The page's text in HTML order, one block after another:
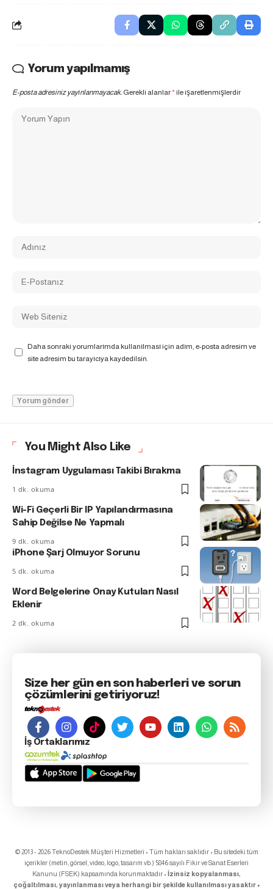
Yorum yapılmamış
E-posta adresiniz yayınlanmayacak. Gerekli alanlar*ile işaretlenmişlerdir
Daha sonraki yorumlarımda kullanılması için adım, e-posta adresim ve
site adresim bu tarayıcıya kaydedilsin.
You Might Also Like
İnstagram Uygulaması Takibi Bırakma
1 dk. okuma
Wi-Fi Geçerli Bir IP Yapılandırmasına
Sahip Değilse Ne Yapmalı
9 dk. okuma
iPhone Şarj Olmuyor Sorunu
5 dk. okuma
Word Belgelerine Onay Kutuları Nasıl
Eklenir
2 dk. okuma
Size her gün en son haberleri ve sorun
çözümlerini getiriyoruz!
İş Ortaklarımız
© 2013 - 2026 TeknoDestek Müşteri Hizmetleri • Tüm hakları saklıdır • Bu sitedeki tüm
içerikler (metin, görsel, video, logo, tasarım vb.) 5846 sayılı Fikir ve Sanat Eserleri
Kanunu (FSEK) kapsamında korunmaktadır • İzinsiz kopyalanması,
çoğaltılması, yayınlanması veya herhangi bir şekilde kullanılması yasaktır •